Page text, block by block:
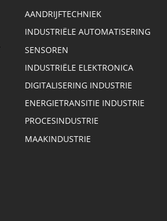
AANDRIJFTECHNIEK
INDUSTRIËLE AUTOMATISERING
SENSOREN
INDUSTRIËLE ELEKTRONICA
DIGITALISERING INDUSTRIE
ENERGIETRANSITIE INDUSTRIE
PROCESINDUSTRIE
MAAKINDUSTRIE